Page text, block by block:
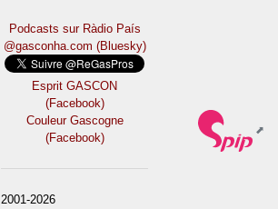
Podcasts sur Ràdio País
@gasconha.com (Bluesky)
Esprit GASCON
(Facebook)
Couleur Gascogne
(Facebook)
2001-2026